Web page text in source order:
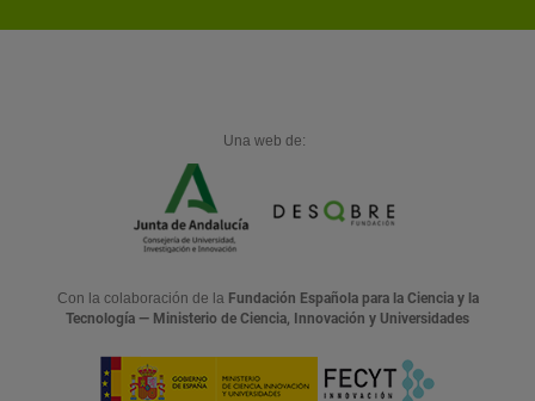
Una web de:
Con la colaboración de la Fundación Española para la Ciencia y la
Tecnología — Ministerio de Ciencia, Innovación y Universidades